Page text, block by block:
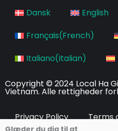
b
o
k
u
b
a
m
Dansk
English
Français(French)
Italiano(Italian)
Copyright © 2024 Local Ha
Vietnam. Alle rettigheder
Privacy Policy Terms
Glæder du dig til at